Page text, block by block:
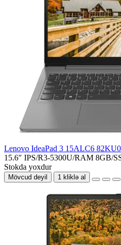
Lenovo IdeaPad 3 15ALC6
15.6″ IPS/R3-5300U/RAM 8GB/
Stokda yoxdur
Mövcud deyil 1 kliklə al